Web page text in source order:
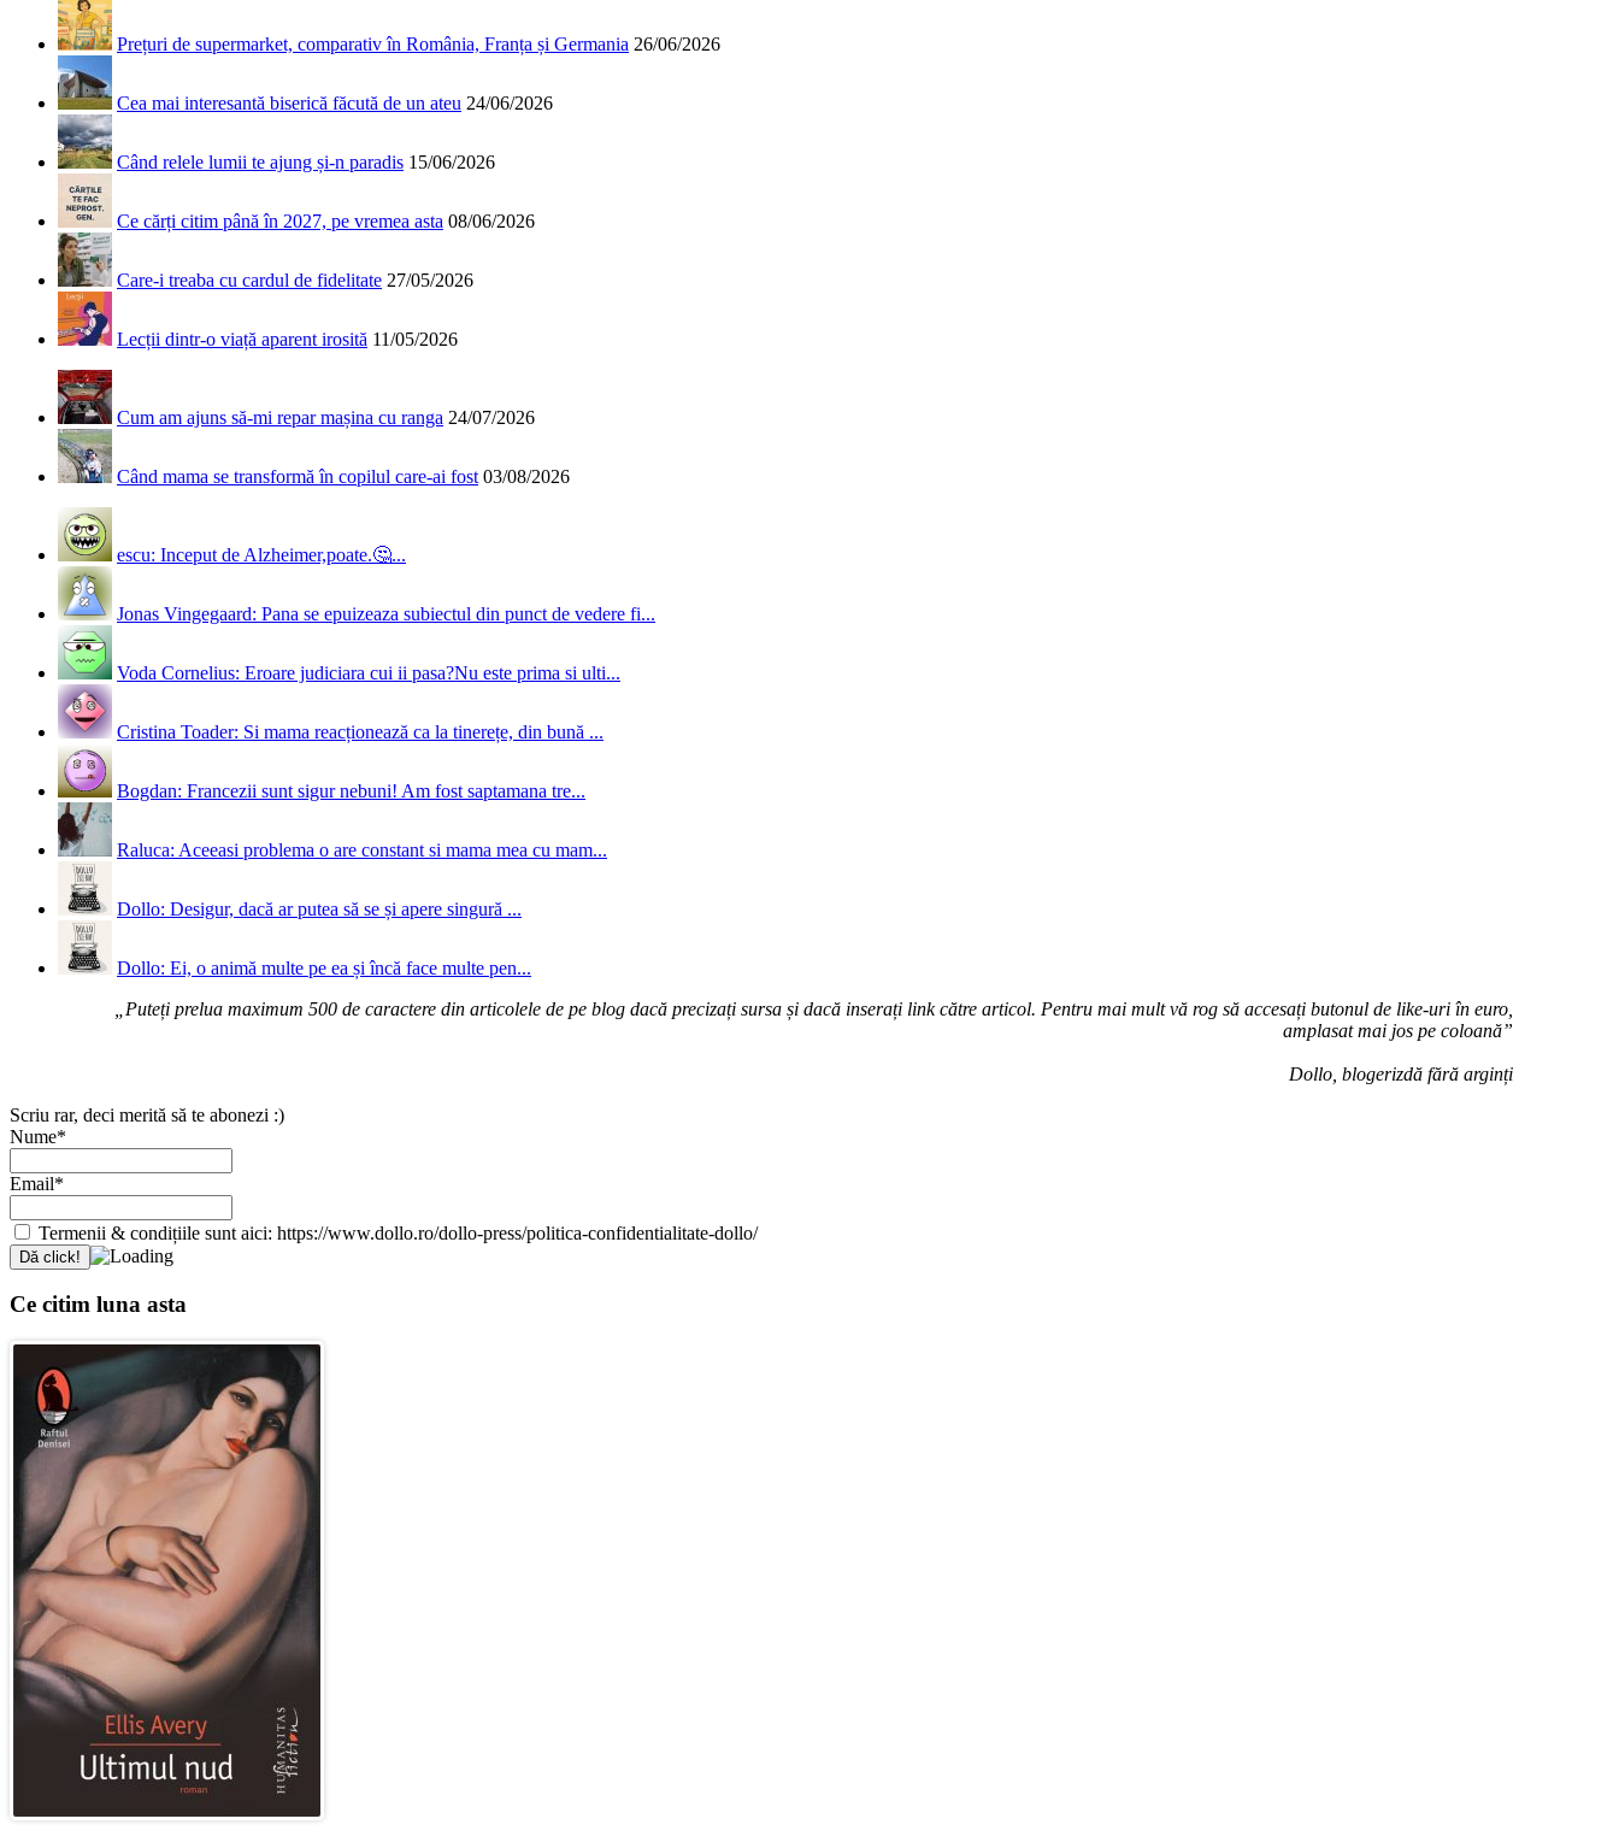
Prețuri de supermarket, comparativ în România, Franța și Germania 26/06/2026
Cea mai interesantă biserică făcută de un ateu 24/06/2026
Când relele lumii te ajung și-n paradis 15/06/2026
Ce cărți citim până în 2027, pe vremea asta 08/06/2026
Care-i treaba cu cardul de fidelitate 27/05/2026
Lecții dintr-o viață aparent irosită 11/05/2026
Cum am ajuns să-mi repar mașina cu ranga 24/07/2026
Când mama se transformă în copilul care-ai fost 03/08/2026
escu: Inceput de Alzheimer,poate.🤔...
Jonas Vingegaard: Pana se epuizeaza subiectul din punct de vedere fi...
Voda Cornelius: Eroare judiciara cui ii pasa?Nu este prima si ulti...
Cristina Toader: Si mama reacționează ca la tinerețe, din bună ...
Bogdan: Francezii sunt sigur nebuni! Am fost saptamana tre...
Raluca: Aceeasi problema o are constant si mama mea cu mam...
Dollo: Desigur, dacă ar putea să se și apere singură ...
Dollo: Ei, o animă multe pe ea și încă face multe pen...
„Puteți prelua maximum 500 de caractere din articolele de pe blog dacă precizați sursa și dacă inserați link către articol. Pentru mai mult vă rog să accesați butonul de like-uri în euro,
amplasat mai jos pe coloană”
Dollo, blogerizdă fără arginți
Scriu rar, deci merită să te abonezi :)
Nume*
Email*
Termenii & condițiile sunt aici: https://www.dollo.ro/dollo-press/politica-confidentialitate-dollo/
Ce citim luna asta